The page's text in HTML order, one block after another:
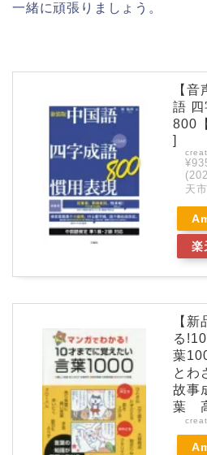
一緒に頑張りましょう。
【
語 四
800
]
天
楽
【
る
葉
とわ
故事
葉